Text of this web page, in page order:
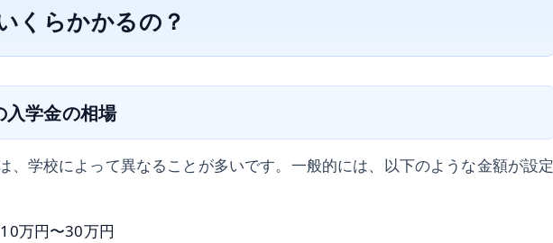
くらかかるの？
入学金の相場
、学校によって異なることが多いです。一般的には、以下のような金額が設定
万円〜30万円